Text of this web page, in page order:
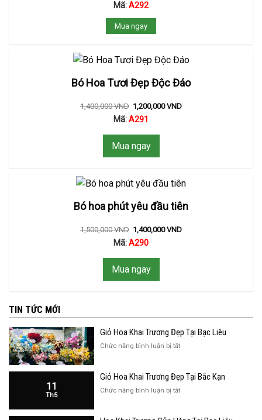
Mã:A292
Mua ngay
Bó Hoa Tươi Đẹp Độc Đáo
1,400,000VND 1,200,000VND
Mã:A291
Mua ngay
Bó hoa phút yêu đầu tiên
1,500,000VND 1,400,000VND
Mã:A290
Mua ngay
TIN TỨC MỚI
Giỏ Hoa Khai Trương Đẹp Tại Bạc Liêu
Chức năng bình luận bị tắtở
Khai
Đẹp
11
Th5
Giỏ Hoa Khai Trương Đẹp Tại Bắc Kạn
Chức năng bình luận bị tắtở